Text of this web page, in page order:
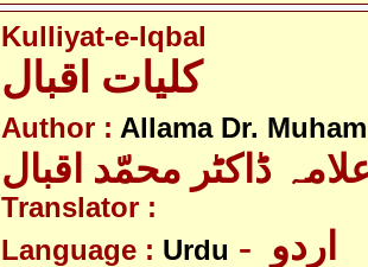
Kulliyat-e-Iqbal
کلیات اقبال
Author : Allama Dr.
ڈاکٹر محمّد اقبال
Translator :
Language : Urdu